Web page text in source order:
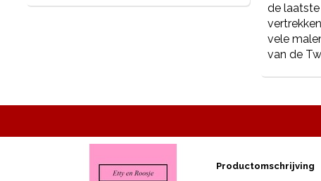
de
vele
van de
Productomschrijving